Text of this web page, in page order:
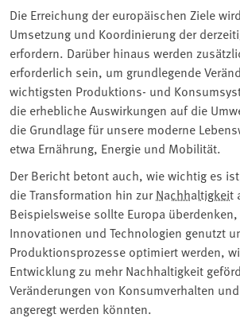
Die Erreichung der europäischen Ziele
Umsetzung und Koordinierung der
erfordern. Darüber hinaus werden
erforderlich sein, um grundlegende
wichtigsten Produktions- und
die erhebliche Auswirkungen auf die
die Grundlage für unsere moderne
etwa Ernährung, Energie und Mobilität.
Der Bericht betont auch, wie wichtig es
die Transformation hin zurNachhaltigkeit
Beispielsweise sollte Europa
Innovationen und Technologien genutzt
Produktionsprozesse optimiert werden,
Entwicklung zu mehr Nachhaltigkeit
Veränderungen von Konsumverhalten
angeregt werden könnten.